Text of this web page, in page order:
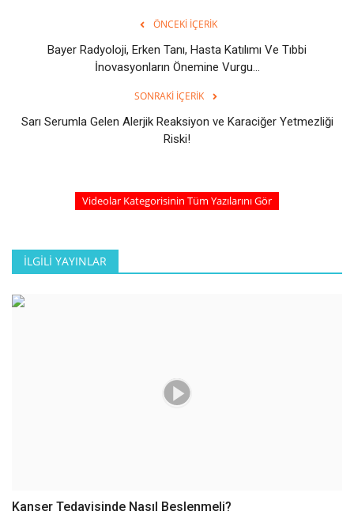
ÖNCEKI İÇERIK
Bayer Radyoloji, Erken Tanı, Hasta Katılımı Ve Tıbbi
İnovasyonların Önemine Vurgu...
SONRAKI İÇERIK
Sarı Serumla Gelen Alerjik Reaksiyon ve Karaciğer Yetmezliği
Riski!
Videolar Kategorisinin Tüm Yazılarını Gör
İLGILI YAYINLAR
Kanser Tedavisinde Nasıl Beslenmeli?